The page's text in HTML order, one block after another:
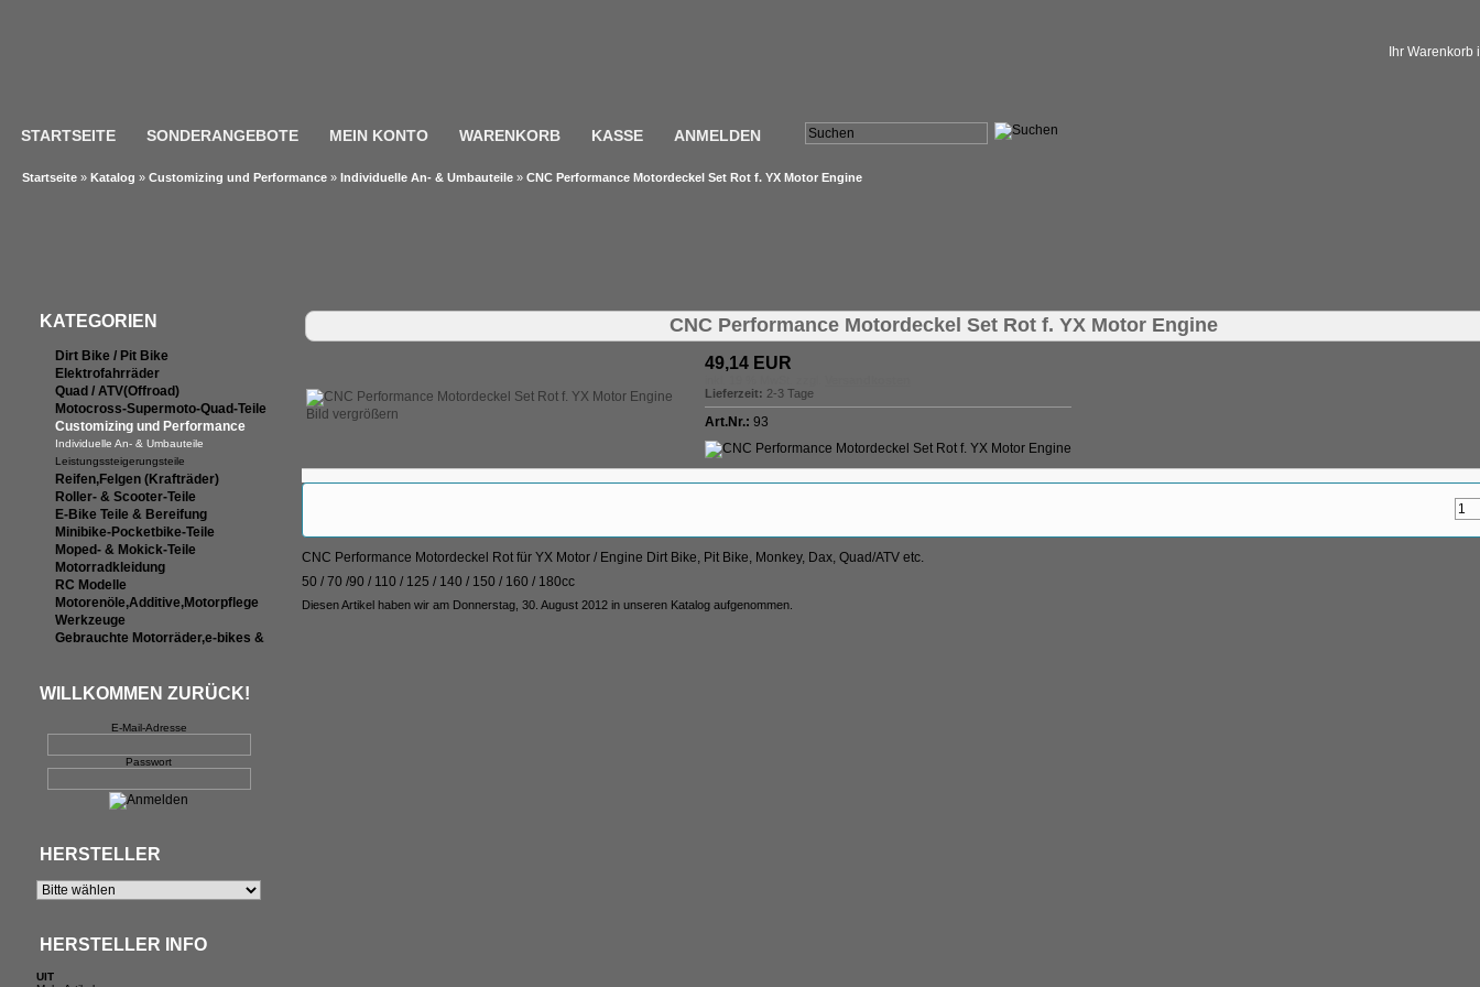
Ihr Warenkorb
STARTSEITE SONDERANGEBOTE MEIN KONTO WARENKORB KASSE ANMELDEN
Startseite » Katalog » Customizing und Performance » Individuelle An- & Umbauteile » CNC Performance Motordeckel Set Rot f. YX Motor Engine
CNC Performance Motordeckel Set Rot f. YX Motor Engine
Bild vergrößern
49,14 EUR
Lieferzeit: 2-3 Tage
Art.Nr.: 93
CNC Performance Motordeckel Rot für YX Motor / Engine Dirt Bike, Pit Bike, Monkey, Dax, Quad/ATV etc.
50 / 70 /90 / 110 / 125 / 140 / 150 / 160 / 180cc
Diesen Artikel haben wir am Donnerstag, 30. August 2012 in unseren Katalog aufgenommen.
KATEGORIEN
Dirt Bike / Pit Bike
Elektrofahrräder
Quad / ATV(Offroad)
Motocross-Supermoto-Quad-Teile
Customizing und Performance
Individuelle An- & Umbauteile
Leistungssteigerungsteile
Reifen,Felgen (Krafträder)
Roller- & Scooter-Teile
E-Bike Teile & Bereifung
Minibike-Pocketbike-Teile
Moped- & Mokick-Teile
Motorradkleidung
RC Modelle
Motorenöle,Additive,Motorpflege
Werkzeuge
Gebrauchte Motorräder,e-bikes &
WILLKOMMEN ZURÜCK!
E-Mail-Adresse
Passwort
HERSTELLER
HERSTELLER INFO
UIT